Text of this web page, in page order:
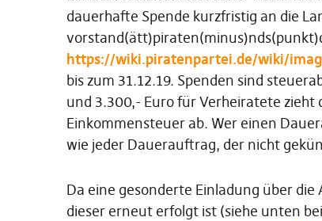
dauerhafte Spende kurzfristig an die
https://wiki.piratenpartei.de/wiki/
bis zum 31.12.19. Spenden sind
und 3.300,- Euro für Verheiratete zieht
Einkommensteuer ab. Wer einen
wie jeder Dauerauftrag, der nicht
Da eine gesonderte Einladung über
dieser erneut erfolgt ist (siehe unten